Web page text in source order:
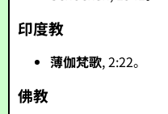
印度教
薄伽梵歌, 2:22。
佛教